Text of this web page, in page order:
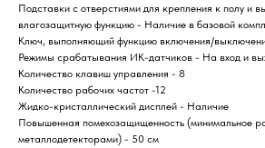
Подставки с отверстиями для крепления к полу и
влагозащитную функцию - Наличие в базовой
Ключ, выполняющий функцию включения/
Режимы срабатывания ИК-датчиков - На вход и
Количество клавиш управления - 8
Количество рабочих частот -12
Жидко-кристаллический дисплей - Наличие
Повышенная помехозащищенность (минимальное
металлодетекторами) - 50 см